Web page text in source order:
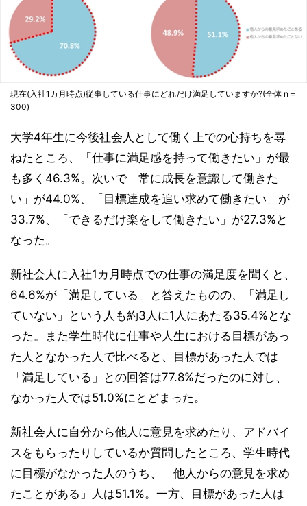
現在(入社1カ月時点)従事している仕事にどれだけ満足していますか?(全体 n＝
300)
大学4年生に今後社会人として働く上での心持ちを尋
ねたところ、「仕事に満足感を持って働きたい」が最
も多く46.3%。次いで「常に成長を意識して働きた
い」が44.0%、「目標達成を追い求めて働きたい」が
33.7%、「できるだけ楽をして働きたい」が27.3%と
なった。
新社会人に入社1カ月時点での仕事の満足度を聞くと、
64.6%が「満足している」と答えたものの、「満足し
ていない」という人も約3人に1人にあたる35.4%とな
った。また学生時代に仕事や人生における目標があっ
た人となかった人で比べると、目標があった人では
「満足している」との回答は77.8%だったのに対し、
なかった人では51.0%にとどまった。
新社会人に自分から他人に意見を求めたり、アドバイ
スをもらったりしているか質問したところ、学生時代
に目標がなかった人のうち、「他人からの意見を求め
たことがある」人は51.1%。一方、目標があった人は